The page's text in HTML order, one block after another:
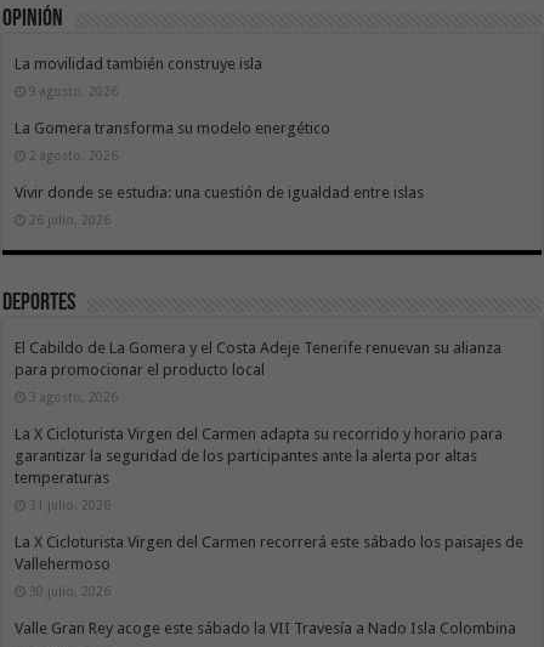
Opinión
La movilidad también construye isla
9 agosto, 2026
La Gomera transforma su modelo energético
2 agosto, 2026
Vivir donde se estudia: una cuestión de igualdad entre islas
26 julio, 2026
Deportes
El Cabildo de La Gomera y el Costa Adeje Tenerife renuevan su alianza
para promocionar el producto local
3 agosto, 2026
La X Cicloturista Virgen del Carmen adapta su recorrido y horario para
garantizar la seguridad de los participantes ante la alerta por altas
temperaturas
31 julio, 2026
La X Cicloturista Virgen del Carmen recorrerá este sábado los paisajes de
Vallehermoso
30 julio, 2026
Valle Gran Rey acoge este sábado la VII Travesía a Nado Isla Colombina